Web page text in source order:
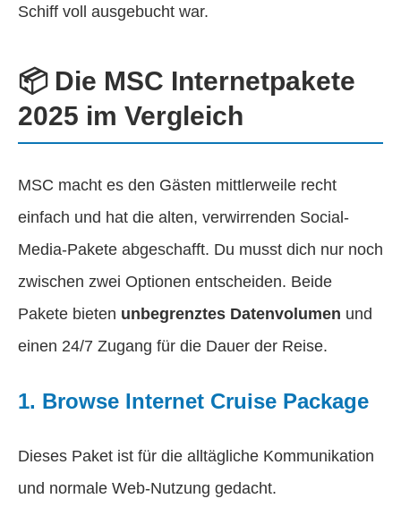
Schiff voll ausgebucht war.
📦 Die MSC Internetpakete
2025 im Vergleich
MSC macht es den Gästen mittlerweile recht
einfach und hat die alten, verwirrenden Social-
Media-Pakete abgeschafft. Du musst dich nur noch
zwischen zwei Optionen entscheiden. Beide
Pakete bieten unbegrenztes Datenvolumen und
einen 24/7 Zugang für die Dauer der Reise.
1. Browse Internet Cruise Package
Dieses Paket ist für die alltägliche Kommunikation
und normale Web-Nutzung gedacht.